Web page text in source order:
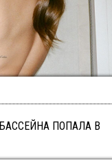
ПОПАЛА В